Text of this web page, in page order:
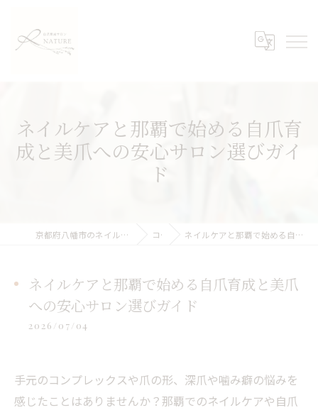
ネイルケアと那覇で始める自爪育
成と美爪への安心サロン選びガイ
ド
京都府八幡市のネイルケアなら自爪育成サロンNATURE コラム ネイルケアと那覇で始める自爪育成と美爪への安心サロン選びガイド
ネイルケアと那覇で始める自爪育成と美爪
への安心サロン選びガイド
2026/07/04
手元のコンプレックスや爪の形、深爪や噛み癖の悩みを
感じたことはありませんか？那覇でのネイルケアや自爪